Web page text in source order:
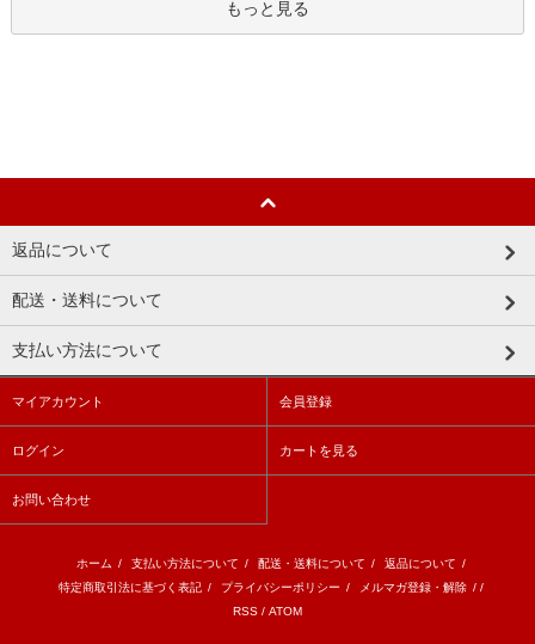
もっと見る
返品について
配送・送料について
支払い方法について
マイアカウント 会員登録
ログイン カートを見る
お問い合わせ
ホーム / 支払い方法について / 配送・送料について / 返品について /
特定商取引法に基づく表記 / プライバシーポリシー / メルマガ登録・解除 / /
RSS / ATOM